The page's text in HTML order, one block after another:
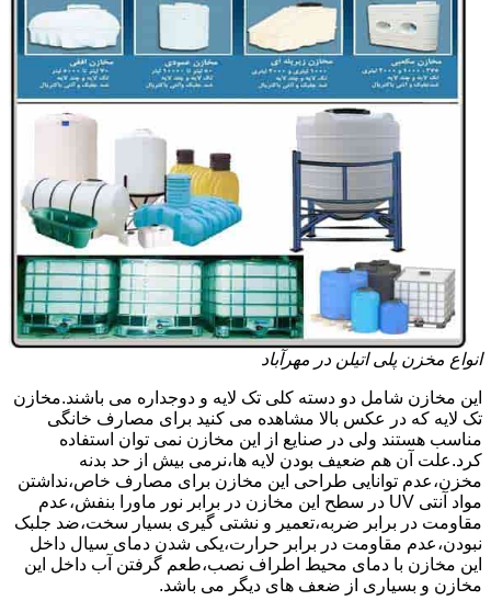
انواع مخزن پلی اتیلن در مهرآباد
این مخازن شامل دو دسته کلی تک لایه و دوجداره می باشند.مخازن
تک لایه که در عکس بالا مشاهده می کنید برای مصارف خانگی
مناسب هستند ولی در صنایع از این مخازن نمی توان استفاده
کرد.علت آن هم ضعیف بودن لایه ها،نرمی بیش از حد بدنه
مخزن،عدم توانایی طراحی این مخازن برای مصارف خاص،نداشتن
مواد آنتی UV در سطح این مخازن در برابر نور ماورا بنفش،عدم
مقاومت در برابر ضربه،تعمیر و نشتی گیری بسیار سخت،ضد جلبک
نبودن،عدم مقاومت در برابر حرارت،یکی شدن دمای سیال داخل
این مخازن با دمای محیط اطراف نصب،طعم گرفتن آب داخل این
مخازن و بسیاری از ضعف های دیگر می باشد.